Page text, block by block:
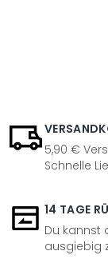
5,90 €
Schnelle
14 TAGE
Du kannst
ausgiebig